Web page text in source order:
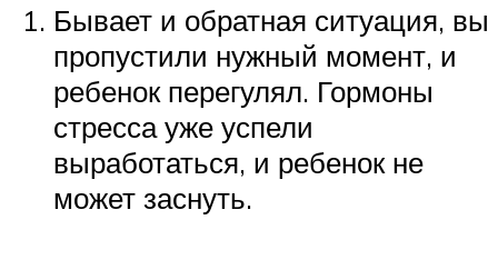
Бывает и обратная ситуация, вы
пропустили нужный момент, и
ребенок перегулял. Гормоны
стресса уже успели
выработаться, и ребенок не
может заснуть.